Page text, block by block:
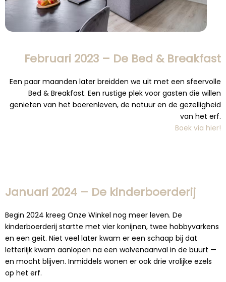
Februari 2023 – De Bed & Breakfast
Een paar maanden later breidden we uit met een sfeervolle
Bed & Breakfast. Een rustige plek voor gasten die willen
genieten van het boerenleven, de natuur en de gezelligheid
van het erf.
Boek via hier!
Januari 2024 – De kinderboerderij
Begin 2024 kreeg Onze Winkel nog meer leven. De
kinderboerderij startte met vier konijnen, twee hobbyvarkens
en een geit. Niet veel later kwam er een schaap bij dat
letterlijk kwam aanlopen na een wolvenaanval in de buurt —
en mocht blijven. Inmiddels wonen er ook drie vrolijke ezels
op het erf.